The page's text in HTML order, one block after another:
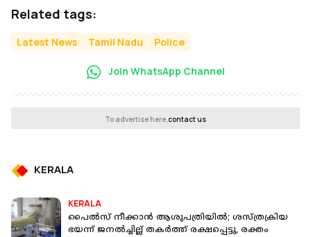
Related tags:
Latest News Tamil Nadu Police
Join WhatsApp Channel
To advertise here,contact us
KERALA
KERALA
പൈൽസ് നീക്കാൻ ആശുപത്രിയിൽ; ശസ്ത്രക്രിയ
ഭയന്ന് ജനൽച്ചില്ല് തകർത്ത് രക്ഷപ്പെട്ടു, രക്തം